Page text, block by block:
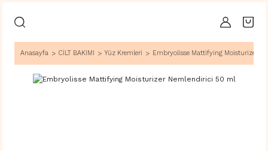
Anasayfa CİLT BAKIMI Yüz Kremleri Embryolisse Mattifying Moisturizer